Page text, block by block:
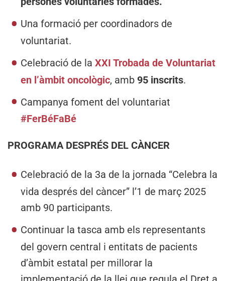
Una formació per coordinadors de
voluntariat.
Celebració de la XXI Trobada de Voluntariat
en l’àmbit oncològic, amb 95 inscrits.
Campanya foment del voluntariat
#FerBéFaBé
PROGRAMA DESPRÉS DEL CÀNCER
Celebració de la 3a de la jornada “Celebra la
vida després del càncer” l’1 de març 2025
amb 90 participants.
Continuar la tasca amb els representants
del govern central i entitats de pacients
d’àmbit estatal per millorar la